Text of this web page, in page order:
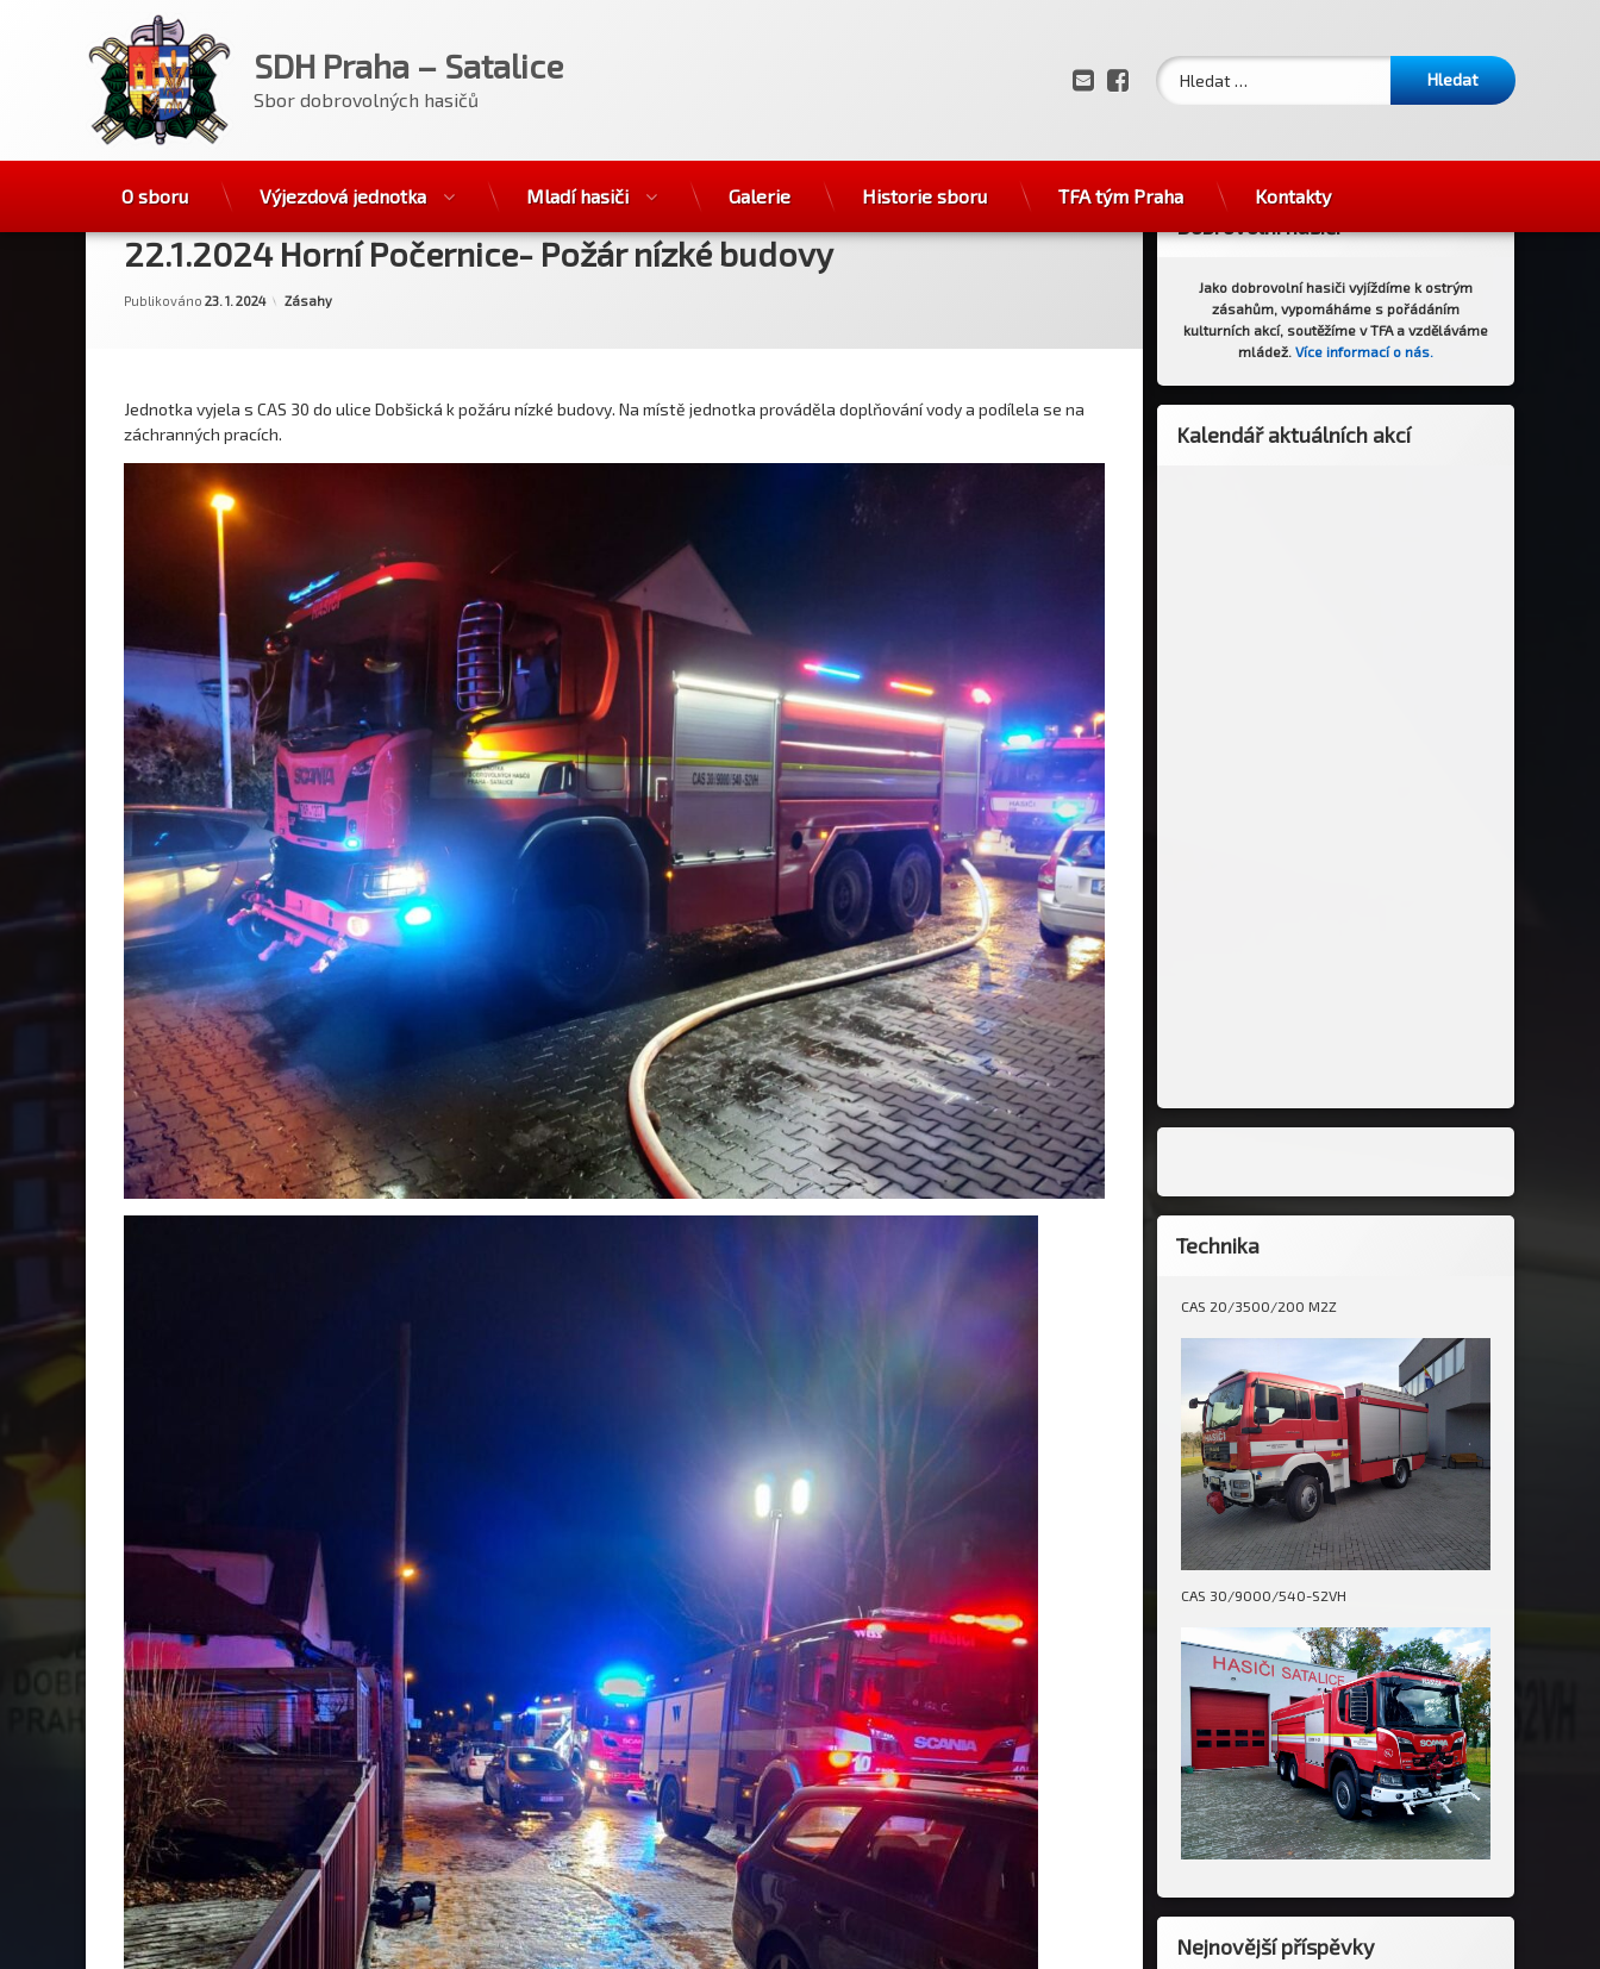
obsahu
SDH Praha – Satalice
Sbor dobrovolných hasičů
E-mailFacebook
Vyhledávání
O sboru Výjezdová jednotka Mladí hasiči Galerie Historie sboru TFA tým Praha Kontakty
22.1.2024 Horní Počernice- Požár nízké budovy
Publikováno 23. 1. 2024 Kategorie:
Zásahy
Jednotka vyjela s CAS 30 do ulice Dobšická k požáru nízké budovy. Na místě jednotka prováděla doplňování vody a podílela se na
záchranných pracích.
Dobrovolní hasiči
Jako dobrovolní hasiči vyjíždíme k ostrým
zásahům, vypomáháme s pořádáním
kulturních akcí, soutěžíme v TFA a vzděláváme
mládež. Více informací o nás.
Kalendář aktuálních akcí
Technika
CAS 20/3500/200 M2Z
CAS 30/9000/540-S2VH
Nejnovější příspěvky